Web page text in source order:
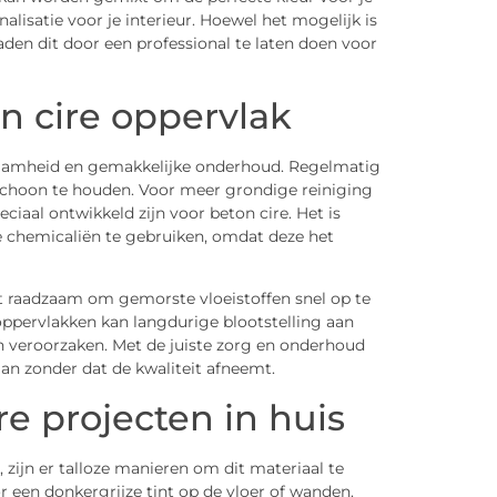
voor je interieur. Hoewel het mogelijk is
dit door een professional te laten doen voor
cire oppervlak
en gemakkelijke onderhoud. Regelmatig
te houden. Voor meer grondige reiniging
ontwikkeld zijn voor beton cire. Het is
te gebruiken, omdat deze het
om gemorste vloeistoffen snel op te
kan langdurige blootstelling aan
Met de juiste zorg en onderhoud
zonder dat de kwaliteit afneemt.
projecten in huis
er talloze manieren om dit materiaal te
een donkergrijze tint op de vloer of wanden.